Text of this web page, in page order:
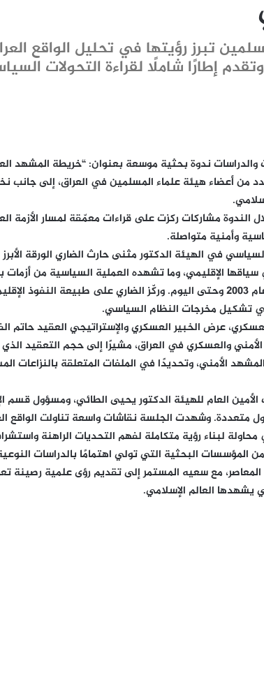
تبرز رؤيتها في تحليل الواقع
إطارًا شاملًا لقراءة التحولات
والدراسات ندوة بحثية موسعة بعنوان: “خريطة المشهد
من أعضاء هيئة علماء المسلمين في العراق، إلى جانب
الندوة مشاركات ركزت على قراءات معمّقة لمسار الأزمة
وأمنية متواصلة.
في الهيئة الدكتور مثنى حارث الضاري الورقة الأبرز
سياقها الإقليمي، وما تشهده العملية السياسية من
المشهد العراقي منذ عام 2003 وحتى اليوم. وركّز الضاري على طبيعة
في تشكيل مخرجات النظام السياسي.
عرض الخبير العسكري والإستراتيجي العقيد حاتم
الأمني والعسكري في العراق، مشيرًا إلى حجم التعقيد
الأمني، وتحديدًا في الملفات المتعلقة بالنزاعات
العام للهيئة الدكتور يحيى الطائي، ومسؤول قسم
متعددة. وشهدت الجلسة نقاشات واسعة تناولت الواقع
لبناء رؤية متكاملة لفهم التحديات الراهنة
المؤسسات البحثية التي تولي اهتمامًا بالدراسات
المعاصر، مع سعيه المستمر إلى تقديم رؤى علمية رصينة
يشهدها العالم الإسلامي.